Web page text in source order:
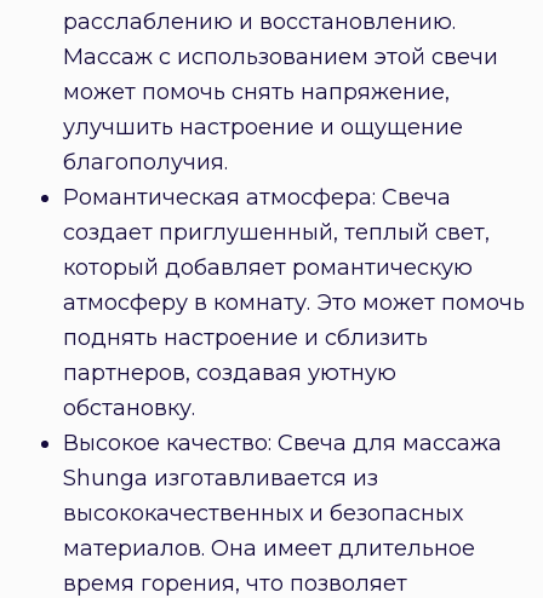
расслаблению и восстановлению.
Массаж с использованием этой свечи
может помочь снять напряжение,
улучшить настроение и ощущение
благополучия.
Романтическая атмосфера: Свеча
создает приглушенный, теплый свет,
который добавляет романтическую
атмосферу в комнату. Это может помочь
поднять настроение и сблизить
партнеров, создавая уютную
обстановку.
Высокое качество: Свеча для массажа
Shunga изготавливается из
высококачественных и безопасных
материалов. Она имеет длительное
время горения, что позволяет